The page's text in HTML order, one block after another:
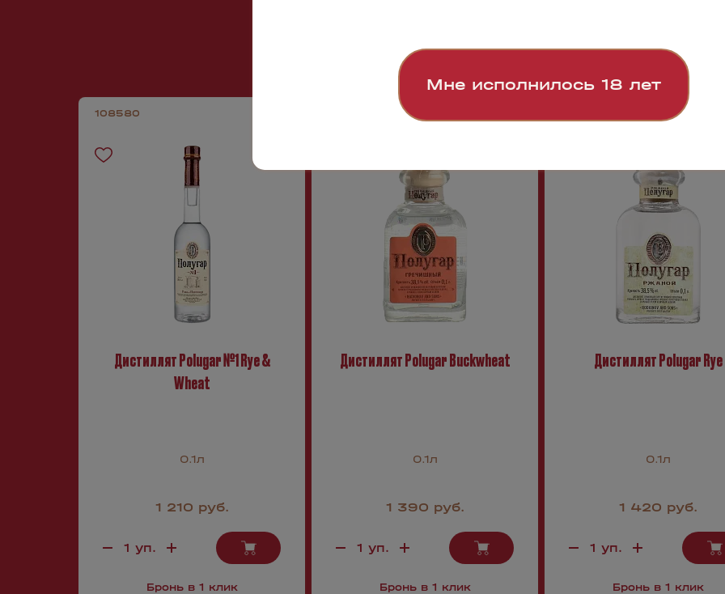
108580
Дистиллят Polugar №1 Rye &
Wheat
0.1л
1 210 руб.
Бронь в 1 клик
Дистиллят Polugar Buckwheat
0.1л
1 390 руб.
Бронь в 1 клик
Дистиллят Polugar Rye
0.1л
1 420 руб.
Бронь в 1 клик
Мне исполнилось 18 лет